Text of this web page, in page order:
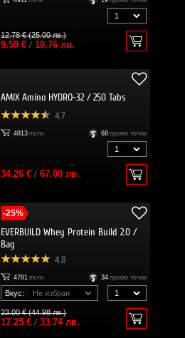
12.78 € (25.00 лв.)
9.59 €/ 18.76 лв.
AMIX Amino HYDRO-32 / 250 Tabs
4.7
4813 пъти 68 промо точки
34.26 €/ 67.00 лв.
-25%
EVERBUILD Whey Protein Build 2.0 /
Bag
4.8
4781 пъти 34 промо точки
Вкус:
23.00 € (44.98 лв.)
17.25 €/ 33.74 лв.